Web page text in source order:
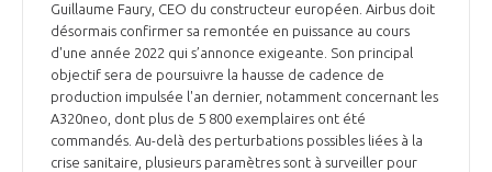
Guillaume Faury, CEO du constructeur européen. Airbus doit
désormais confirmer sa remontée en puissance au cours
d'une année 2022 qui s’annonce exigeante. Son principal
objectif sera de poursuivre la hausse de cadence de
production impulsée l'an dernier, notamment concernant les
A320neo, dont plus de 5 800 exemplaires ont été
commandés. Au-delà des perturbations possibles liées à la
crise sanitaire, plusieurs paramètres sont à surveiller pour